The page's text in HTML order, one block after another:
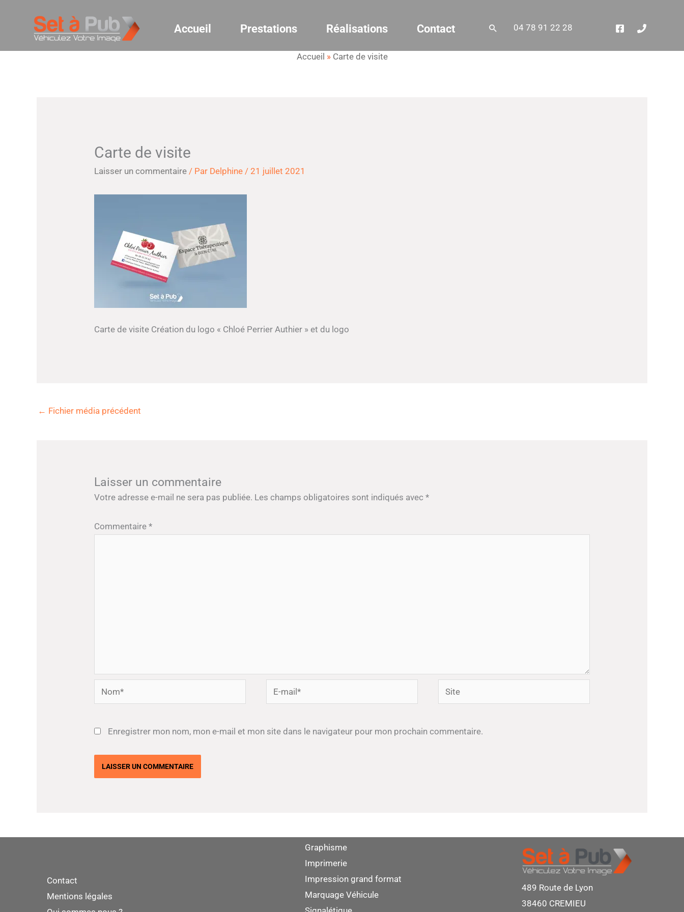
Accueil Prestations Réalisations Contact Rechercher04 78 91 22 28
Accueil » Carte de visite
Carte de visite
Laisser un commentaire / Par Delphine /21 juillet 2021
Carte de visite Création du logo « Chloé Perrier Authier » et du logo
← Fichier média précédent
Laisser un commentaire
Votre adresse e-mail ne sera pas publiée. Les champs obligatoires sont indiqués avec*
Commentaire*
Nom*
mail*
Site
Enregistrer mon nom, mon e-mail et mon site dans le navigateur pour mon prochain commentaire.
Contact
Mentions légales
Graphisme
Imprimerie
Impression grand format
Marquage Véhicule
489 Route de Lyon
38460 CREMIEU